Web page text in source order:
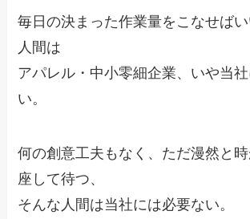
毎日の決まった作業量をこなせば
人間は
アパレル・中小零細企業、いや当
い。
何の創意工夫もなく、ただ漫然と
座して待つ、
そんな人間は当社には必要ない。